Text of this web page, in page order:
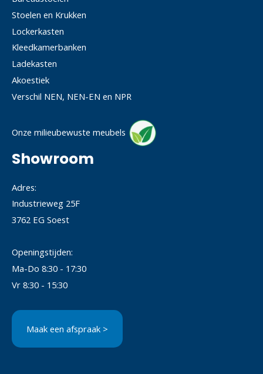
Stoelen en Krukken
Lockerkasten
Kleedkamerbanken
Ladekasten
Akoestiek
Verschil NEN, NEN-EN en NPR
Onze milieubewuste meubels
Showroom
Adres:
Industrieweg 25F
3762 EG Soest
Openingstijden:
Ma-Do 8:30 - 17:30
Vr 8:30 - 15:30
Maak een afspraak >